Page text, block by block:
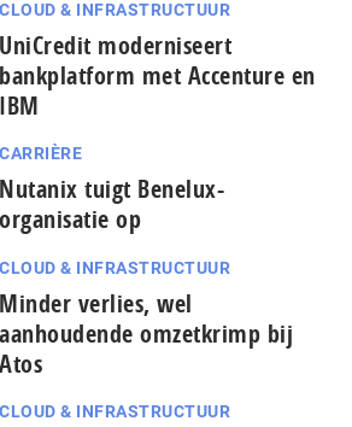
CLOUD & INFRASTRUCTUUR
UniCredit moderniseert
bankplatform met Accenture en
IBM
CARRIÈRE
Nutanix tuigt Benelux-
organisatie op
CLOUD & INFRASTRUCTUUR
Minder verlies, wel
aanhoudende omzetkrimp bij
Atos
CLOUD & INFRASTRUCTUUR